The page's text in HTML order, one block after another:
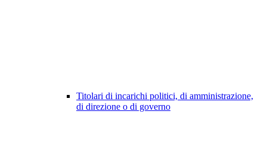
Titolari di incarichi politici, di amministrazione,
di direzione o di governo